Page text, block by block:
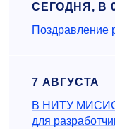
СЕГОДНЯ, В
Поздравление
7 АВГУСТА
В НИТУ МИСИС
для